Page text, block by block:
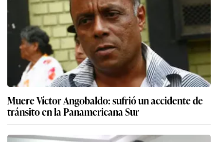
Muere Víctor Angobaldo: sufrió un accidente de
tránsito en la Panamericana Sur